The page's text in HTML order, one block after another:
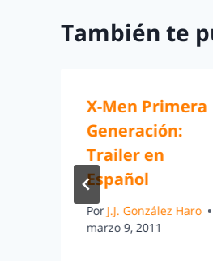
También te
X-Men Primera
Generación:
Trailer en
Español
PorJ.J. González Haro
marzo 9, 2011